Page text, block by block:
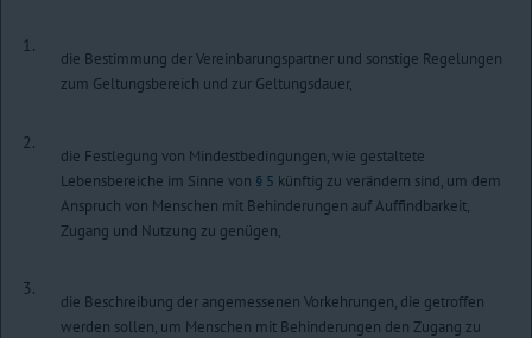
1.
die Bestimmung der Vereinbarungspartner und sonstige Regelungen
zum Geltungsbereich und zur Geltungsdauer,
2.
die Festlegung von Mindestbedingungen, wie gestaltete
Lebensbereiche im Sinne von § 5 künftig zu verändern sind, um dem
Anspruch von Menschen mit Behinderungen auf Auffindbarkeit,
Zugang und Nutzung zu genügen,
3.
die Beschreibung der angemessenen Vorkehrungen, die getroffen
werden sollen, um Menschen mit Behinderungen den Zugang zu